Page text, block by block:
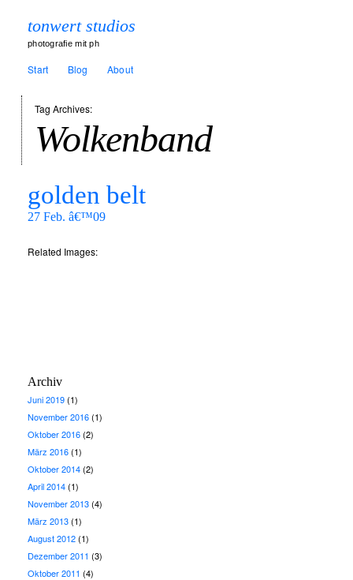
tonwert studios
photografie mit ph
Start Blog About
Tag Archives:
Wolkenband
golden belt
27 Feb. â€™09
Related Images:
Archiv
Juni 2019(1)
November 2016(1)
Oktober 2016(2)
März 2016(1)
Oktober 2014(2)
April 2014(1)
November 2013(4)
März 2013(1)
August 2012(1)
Dezember 2011 (3)
Oktober 2011 (4)